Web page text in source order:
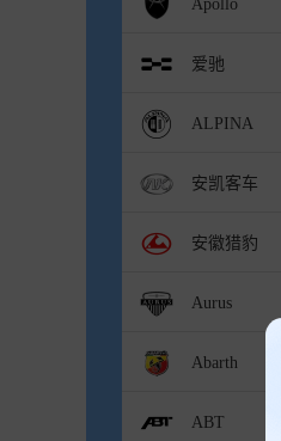
Apollo
爱驰
ALPINA
安凯客车
安徽猎豹
Aurus
Abarth
ABT